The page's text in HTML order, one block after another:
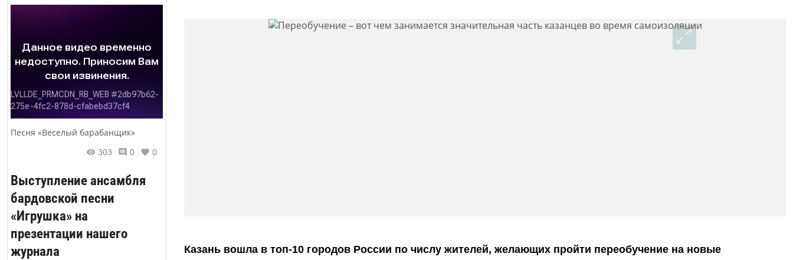
Песня «Веселый барабанщик»
303
0 0
Выступление ансамбля
бардовской песни
«Игрушка» на
презентации нашего
журнала
Казань вошла в топ-10 городов России по числу жителей, желающих пройти переобучение на новые